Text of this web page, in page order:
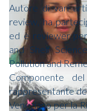
Autore di vari
review, ha
ed è reviewer
and Shelf
Pollution and
Componente
rappresentante
Veneziano per la